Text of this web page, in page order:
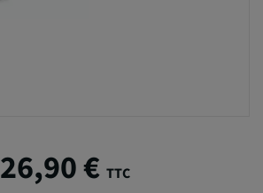
26,90 € TTC